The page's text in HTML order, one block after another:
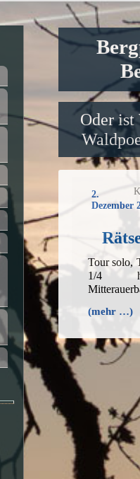
Oder ist
2.
Dezember
Tour solo,
1/4 h,
(mehr …)